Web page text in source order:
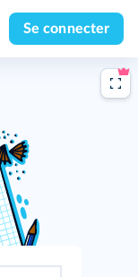
Se connecter